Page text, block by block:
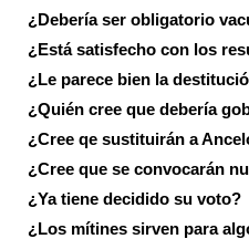
¿Debería ser obligatorio
¿Está satisfecho con los
¿Le parece bien la
¿Quién cree que debería
¿Cree qe sustituirán a
¿Cree que se convocarán
¿Ya tiene decidido su voto?
¿Los mítines sirven para